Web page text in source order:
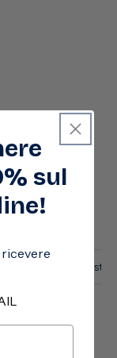
I must have
sul